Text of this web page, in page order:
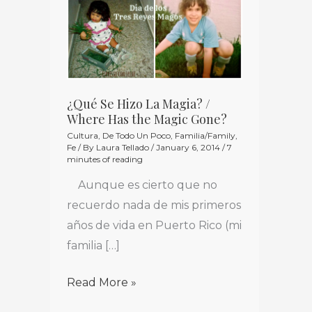
¿Qué Se Hizo La Magia? /
Where Has the Magic Gone?
Cultura De Todo Un Poco Familia/Family
Fe / By Laura Tellado /January 6, 2014 /7
minutes of reading
Aunque es cierto que no
recuerdo nada de mis primeros
años de vida en Puerto Rico (mi
familia […]
Se
Hizo
La
Magia?
Where
Has
the
Magic
Gone?
Read More »